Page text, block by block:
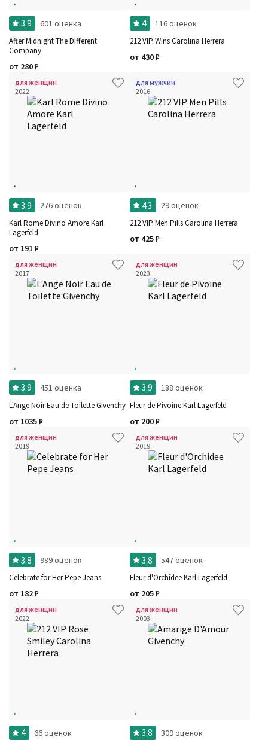
3.9 601 оценка
After Midnight The Different
Company
от 280₽
4 116 оценок
212 VIP Wins Carolina Herrera
от 430₽
для женщин
2022
3.9 276 оценок
Karl Rome Divino Amore Karl
Lagerfeld
от 191 ₽
для мужчин
2016
4.3 29 оценок
212 VIP Men Pills Carolina Herrera
от 425₽
для женщин
2017
3.9 451 оценка
L'Ange Noir Eau de Toilette Givenchy
от 1035₽
для женщин
2023
3.9 188 оценок
Fleur de Pivoine Karl Lagerfeld
от 200₽
для женщин
2019
3.8 989 оценок
Celebrate for Her Pepe Jeans
от 182₽
для женщин
2019
3.8 547 оценок
Fleur d'Orchidee Karl Lagerfeld
от 205₽
для женщин
2022
4 66 оценок
для женщин
2003
3.8 309 оценок